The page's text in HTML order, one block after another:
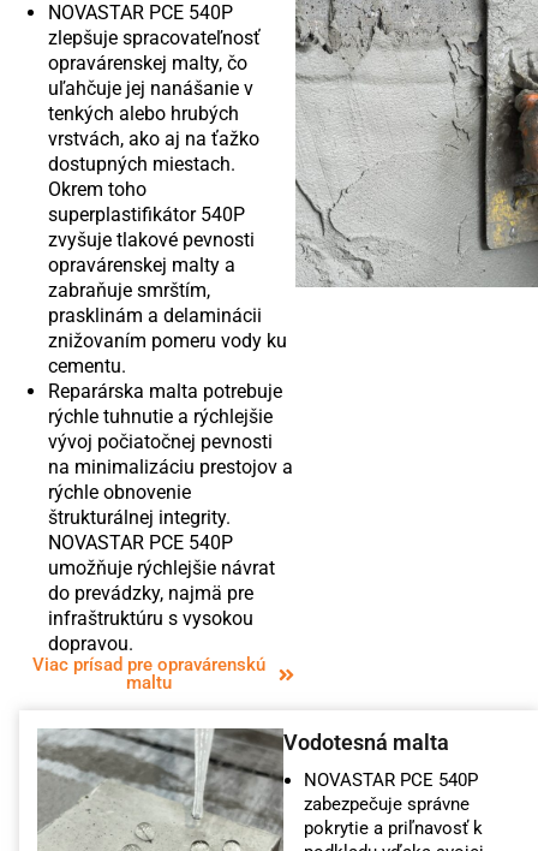
NOVASTAR PCE 540P
zlepšuje spracovateľnosť
opravárenskej malty, čo
uľahčuje jej nanášanie v
tenkých alebo hrubých
vrstvách, ako aj na ťažko
dostupných miestach.
Okrem toho
superplastifikátor 540P
zvyšuje tlakové pevnosti
opravárenskej malty a
zabraňuje smrštím,
prasklinám a delaminácii
znižovaním pomeru vody ku
cementu.
Reparárska malta potrebuje
rýchle tuhnutie a rýchlejšie
vývoj počiatočnej pevnosti
na minimalizáciu prestojov a
rýchle obnovenie
štrukturálnej integrity.
NOVASTAR PCE 540P
umožňuje rýchlejšie návrat
do prevádzky, najmä pre
infraštruktúru s vysokou
dopravou.
Viac prísad pre opravárenskú
maltu
Vodotesná malta
NOVASTAR PCE 540P
zabezpečuje správne
pokrytie a priľnavosť k